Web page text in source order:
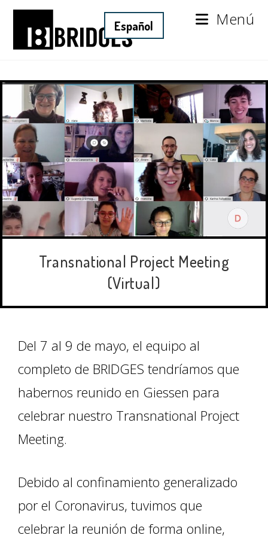
Menú
Transnational Project Meeting
(Virtual)
Del 7 al 9 de mayo, el equipo al
completo de BRIDGES tendríamos que
habernos reunido en Giessen para
celebrar nuestro Transnational Project
Meeting.
Debido al confinamiento generalizado
por el Coronavirus, tuvimos que
celebrar la reunión de forma online,